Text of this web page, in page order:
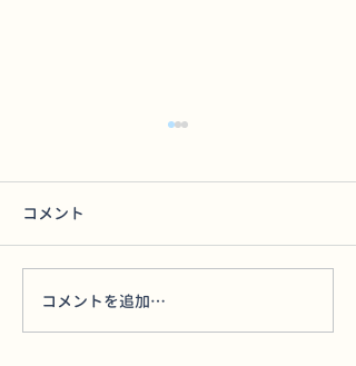
あいるとん
コメント
コメントを追加…